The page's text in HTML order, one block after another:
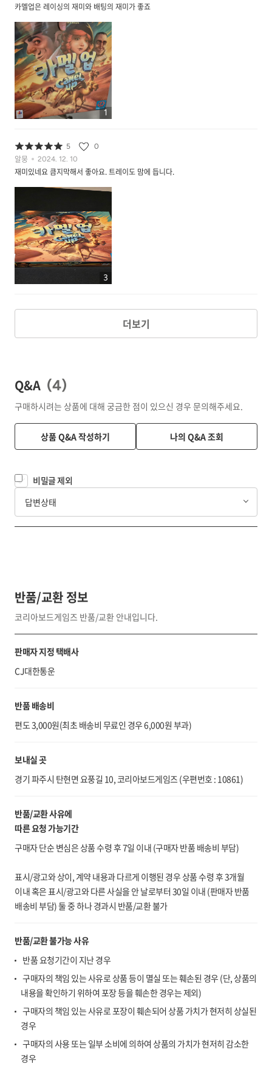
카멜업은 레이싱의 재미와 배팅의 재미가 좋죠
1
5 0
알뭉 2024. 12. 10
재미있네요 큼지막해서 좋아요. 트레이도 맘에 듭니다.
3
더보기
Q&A (4)
구매하시려는 상품에 대해 궁금한 점이 있으신 경우 문의해주세요.
상품 Q&A 작성하기 나의 Q&A 조회
비밀글 제외
답변상태
반품/교환 정보
코리아보드게임즈 반품/교환 안내입니다.
판매자 지정 택배사
CJ대한통운
반품 배송비
편도 3,000원(최초 배송비 무료인 경우 6,000원 부과)
보내실 곳
경기 파주시 탄현면 요풍길 10, 코리아보드게임즈 (우편번호 : 10861)
반품/교환 사유에
따른 요청 가능기간
구매자 단순 변심은 상품 수령 후 7일 이내 (구매자 반품 배송비 부담)
표시/광고와 상이, 계약 내용과 다르게 이행된 경우 상품 수령 후 3개월
이내 혹은 표시/광고와 다른 사실을 안 날로부터 30일 이내 (판매자 반품
배송비 부담) 둘 중 하나 경과시 반품/교환 불가
반품/교환 불가능 사유
반품 요청기간이 지난 경우
구매자의 책임 있는 사유로 상품 등이 멸실 또는 훼손된 경우 (단, 상품의
내용을 확인하기 위하여 포장 등을 훼손한 경우는 제외)
구매자의 책임 있는 사유로 포장이 훼손되어 상품 가치가 현저히 상실된
경우
구매자의 사용 또는 일부 소비에 의하여 상품의 가치가 현저히 감소한
경우